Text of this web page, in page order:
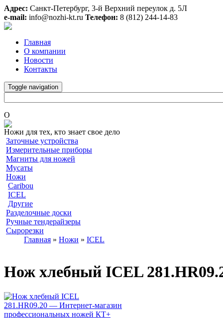
Адрес: Санкт-Петербург, 3-й Верхний переулок д. 5Л
e-mail: info@nozhi-kt.ru Телефон: 8 (812) 244-14-83
Главная
О компании
Новости
Контакты
Toggle navigation
O
Ножи для тех, кто знает свое дело
Заточные устройства
Измерительные приборы
Магниты для ножей
Мусаты
Ножи
Caribou
ICEL
Другие
Разделочные доски
Ручные тендерайзеры
Сырорезки
Главная » Ножи » ICEL
Нож хлебный ICEL